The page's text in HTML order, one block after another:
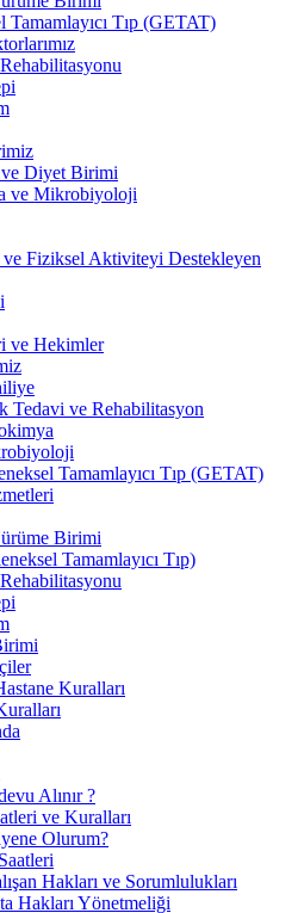
Tamamlayıcı Tıp (GETAT)
ve Diyet Birimi
ve Mikrobiyoloji
ve Fiziksel Aktiviteyi Destekleyen
ve Hekimler
Tedavi ve Rehabilitasyon
Tamamlayıcı Tıp (GETAT)
Birimi
Tamamlayıcı Tıp)
Kuralları
Alınır ?
ve Kuralları
Olurum?
Hakları ve Sorumlulukları
Hakları Yönetmeliği